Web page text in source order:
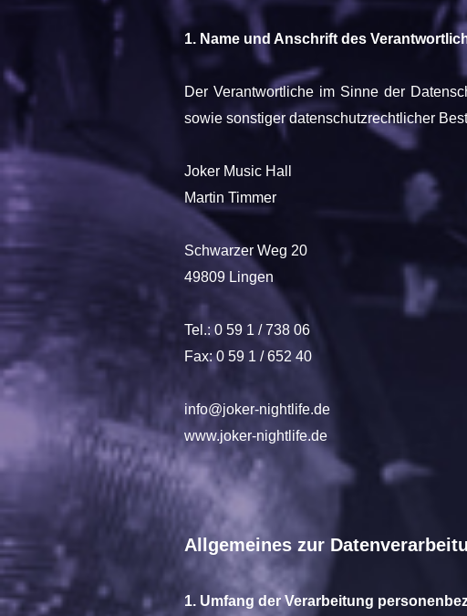
1. Name und Anschrift des
Der Verantwortliche im Sinne der
sowie sonstiger datenschutzrechtlicher
Joker Music Hall
Martin Timmer
Schwarzer Weg 20
49809 Lingen
Tel.: 0 59 1 / 738 06
Fax: 0 59 1 / 652 40
info@joker-nightlife.de
www.joker-nightlife.de
Allgemeines zur
1. Umfang der Verarbeitung